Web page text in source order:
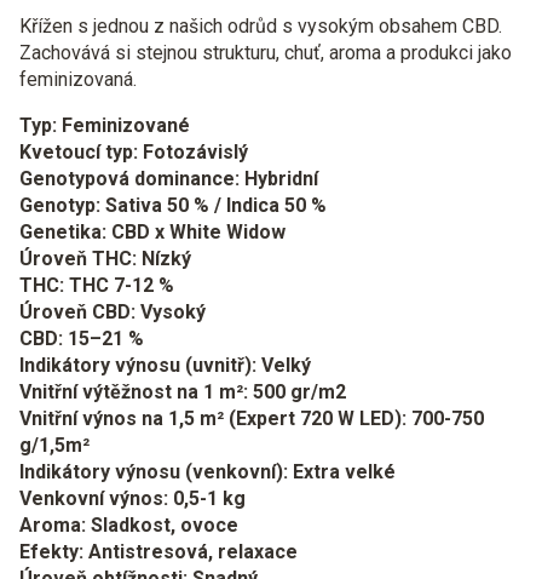
Křížen s jednou z našich odrůd s vysokým obsahem CBD.
Zachovává si stejnou strukturu, chuť, aroma a produkci jako
feminizovaná.
Typ: Feminizované
Kvetoucí typ: Fotozávislý
Genotypová dominance: Hybridní
Genotyp: Sativa 50 % / Indica 50 %
Genetika: CBD x White Widow
Úroveň THC: Nízký
THC: THC 7-12 %
Úroveň CBD: Vysoký
CBD: 15–21 %
Indikátory výnosu (uvnitř): Velký
Vnitřní výtěžnost na 1 m²: 500 gr/m2
Vnitřní výnos na 1,5 m² (Expert 720 W LED): 700-750
g/1,5m²
Indikátory výnosu (venkovní): Extra velké
Venkovní výnos: 0,5-1 kg
Aroma: Sladkost, ovoce
Efekty: Antistresová, relaxace